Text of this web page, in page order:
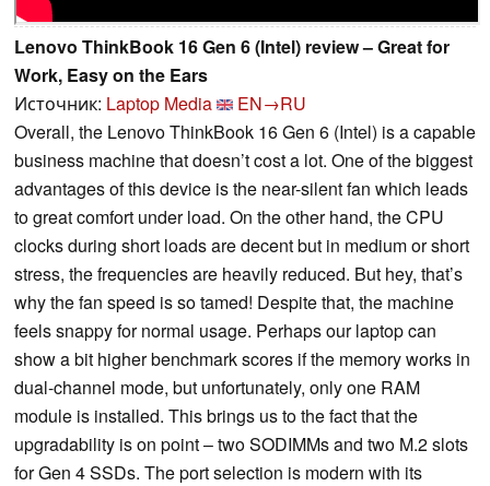
Lenovo ThinkBook 16 Gen 6 (Intel) review – Great for
Work, Easy on the Ears
Источник: Laptop Media
EN→RU
Overall, the Lenovo ThinkBook 16 Gen 6 (Intel) is a capable
business machine that doesn’t cost a lot. One of the biggest
advantages of this device is the near-silent fan which leads
to great comfort under load. On the other hand, the CPU
clocks during short loads are decent but in medium or short
stress, the frequencies are heavily reduced. But hey, that’s
why the fan speed is so tamed! Despite that, the machine
feels snappy for normal usage. Perhaps our laptop can
show a bit higher benchmark scores if the memory works in
dual-channel mode, but unfortunately, only one RAM
module is installed. This brings us to the fact that the
upgradability is on point – two SODIMMs and two M.2 slots
for Gen 4 SSDs. The port selection is modern with its